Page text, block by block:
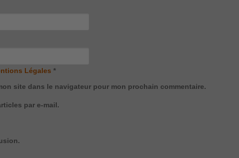
Légales *
site dans le navigateur pour mon prochain commentaire.
par e-mail.